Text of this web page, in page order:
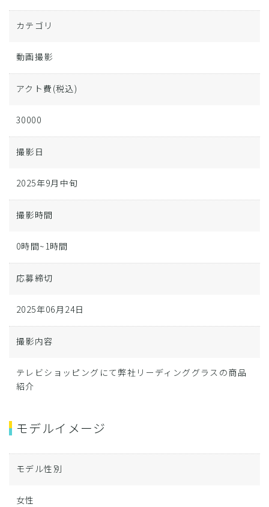
カテゴリ
動画撮影
アクト費 (税込)
30000
撮影日
2025年9月中旬
撮影時間
0時間~1時間
応募締切
2025年06月24日
撮影内容
テレビショッピングにて弊社リーディンググラスの商品
紹介
モデルイメージ
モデル性別
女性